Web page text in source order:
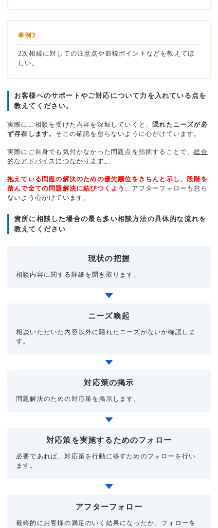
事例3
2次相続に対しての注意点や節税ポイントなどを教えてほ
しい。
お客様へのサポートやご対応について力を入れている点を
教えてください。
実際にご相談を受けた内容を深堀していくと、
隠れたニーズが必
ず存在します。 そこの確認を怠らないように心がけています。
実際にご自身でも気付かなかった問題点を指摘することで、総合
的なアドバイスにつながります。
抱えている問題の解決のための優先順位をきちんと示し、段階を
踏んで全ての問題解決に結びつくよう、 アフターフォローも怠ら
ないよう心がけています。
貴所に相談した場合の最も多い相談方法の具体的な流れを
教えてください
現状の把握
相談内容に関する詳細を聞き取ります。
ニーズ喚起
相談いただいた内容以外に隠れたニーズがないか確認しま
す。
対応策の掲示
問題解決のための対応策を掲示します。
対応策を実施するためのフォロー
必要であれば、対応策を行動に移すためのフォローを行い
ます。
アフターフォロー
最終的にお客様の満足のいく結果になったか、フォローを